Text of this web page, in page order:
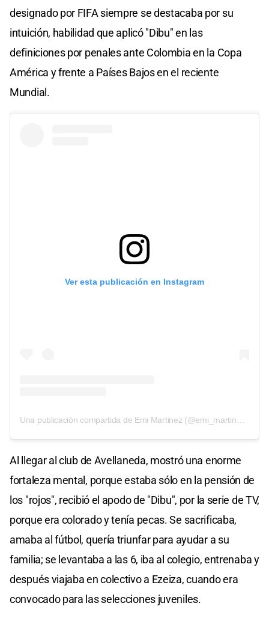
designado por FIFA siempre se destacaba por su
intuición, habilidad que aplicó "Dibu" en las
definiciones por penales ante Colombia en la Copa
América y frente a Países Bajos en el reciente
Mundial.
Ver esta publicación en Instagram
Al llegar al club de Avellaneda, mostró una enorme
fortaleza mental, porque estaba sólo en la pensión de
los "rojos", recibió el apodo de "Dibu", por la serie de TV,
porque era colorado y tenía pecas. Se sacrificaba,
amaba al fútbol, quería triunfar para ayudar a su
familia; se levantaba a las 6, iba al colegio, entrenaba y
después viajaba en colectivo a Ezeiza, cuando era
convocado para las selecciones juveniles.